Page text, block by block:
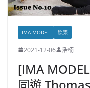
IMA MODEL 娛樂
2021-12-06 浩楠
[IMA
同遊